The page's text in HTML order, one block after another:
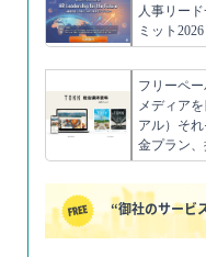
人事リー
ミット
フリーペ
メディア
アル）そ
金プラン、
“御社のサービ